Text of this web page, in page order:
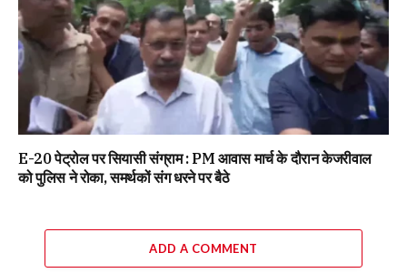
E-20 पेट्रोल पर सियासी संग्राम : PM आवास मार्च के दौरान केजरीवाल
को पुलिस ने रोका, समर्थकों संग धरने पर बैठे
ADD A COMMENT